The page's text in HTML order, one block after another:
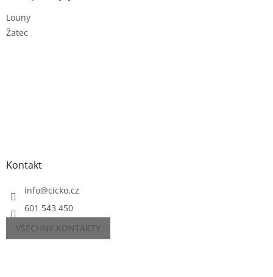
Louny
Žatec
Kontakt
info@cicko.cz
601 543 450
VŠECHNY KONTAKTY